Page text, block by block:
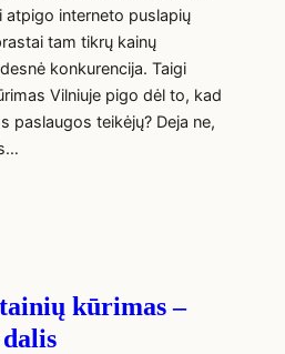
interneto puslapių
tam tikrų kainų
konkurencija. Taigi
Vilniuje pigo dėl to, kad
paslaugos teikėjų? Deja ne,
kūrimas –